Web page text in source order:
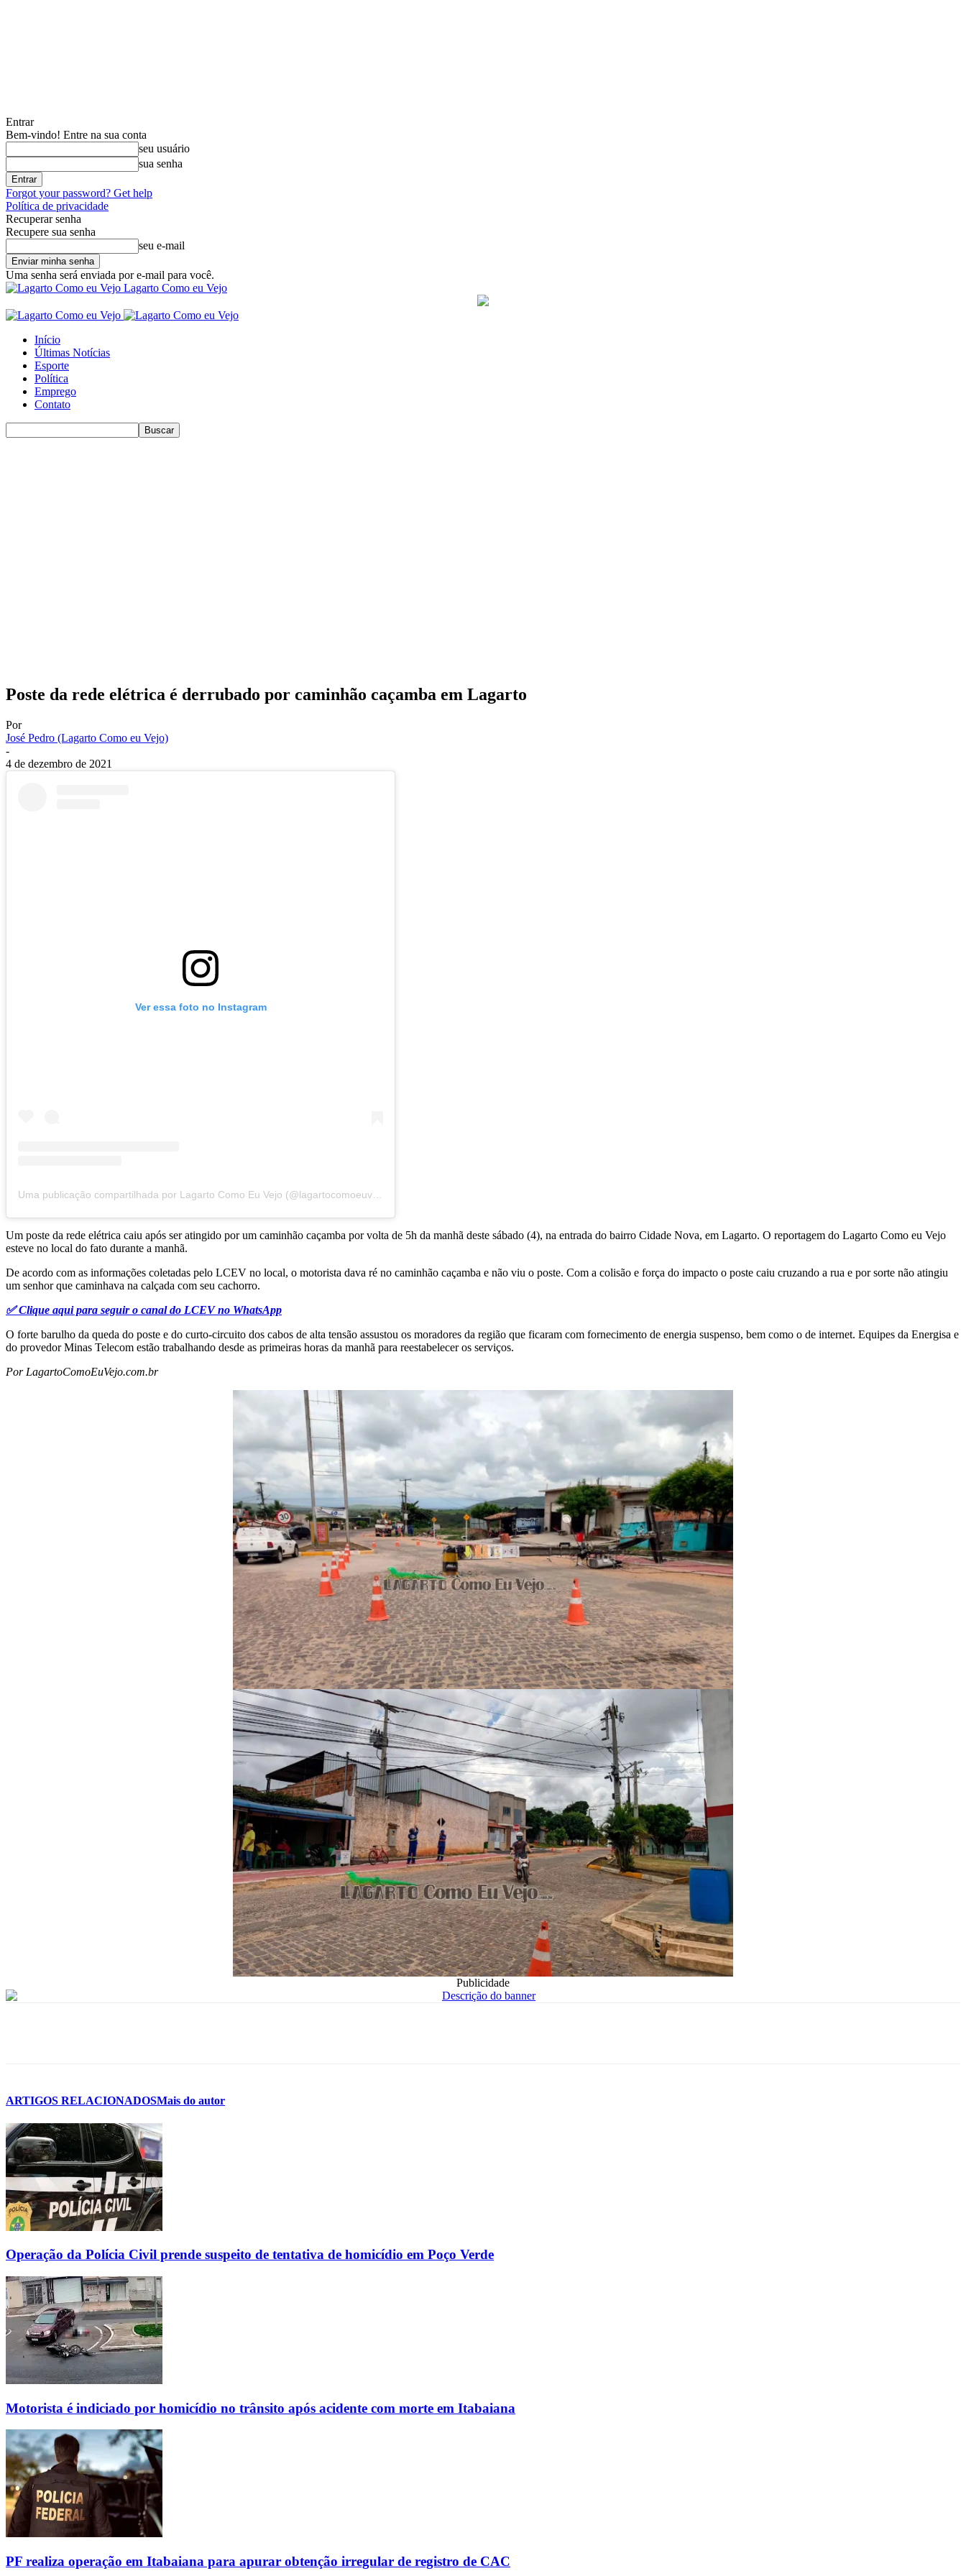
Entrar
Bem-vindo! Entre na sua conta
seu usuário
sua senha
Forgot your password? Get help
Política de privacidade
Recuperar senha
Recupere sua senha
seu e-mail
Uma senha será enviada por e-mail para você.
Lagarto Como eu Vejo
Início
Últimas Notícias
Esporte
Política
Emprego
Contato
Poste da rede elétrica é derrubado por caminhão caçamba em Lagarto
Por
José Pedro (Lagarto Como eu Vejo)
-
4 de dezembro de 2021
Ver essa foto no Instagram
Uma publicação compartilhada por Lagarto Como Eu Vejo (@lagartocomoeuvejo)
Um poste da rede elétrica caiu após ser atingido por um caminhão caçamba por volta de 5h da manhã deste sábado (4), na entrada do bairro Cidade Nova, em Lagarto. O reportagem do Lagarto Como eu Vejo
esteve no local do fato durante a manhã.
De acordo com as informações coletadas pelo LCEV no local, o motorista dava ré no caminhão caçamba e não viu o poste. Com a colisão e força do impacto o poste caiu cruzando a rua e por sorte não atingiu
um senhor que caminhava na calçada com seu cachorro.
✅ Clique aqui para seguir o canal do LCEV no WhatsApp
O forte barulho da queda do poste e do curto-circuito dos cabos de alta tensão assustou os moradores da região que ficaram com fornecimento de energia suspenso, bem como o de internet. Equipes da Energisa e
do provedor Minas Telecom estão trabalhando desde as primeiras horas da manhã para reestabelecer os serviços.
Por LagartoComoEuVejo.com.br
Publicidade
ARTIGOS RELACIONADOSMais do autor
Operação da Polícia Civil prende suspeito de tentativa de homicídio em Poço Verde
Motorista é indiciado por homicídio no trânsito após acidente com morte em Itabaiana
PF realiza operação em Itabaiana para apurar obtenção irregular de registro de CAC